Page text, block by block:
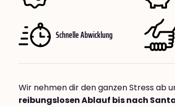
Schnelle Abwicklung
Wir nehmen dir den ganzen Stress ab
reibungslosen Ablauf bis nach